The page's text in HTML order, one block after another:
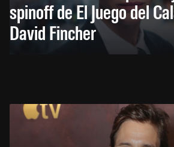
spinoff de El Juego del
David Fincher